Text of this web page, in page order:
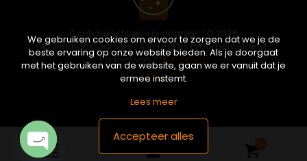
Geef daglicht aan je dromen. | © 2026
ikwileendakraam.be | Alle rechten voorbehouden |
Partner vanAPEX-Groep
0
We gebruiken cookies om ervoor te zorgen dat we je de
beste ervaring op onze website bieden. Als je doorgaat
met het gebruiken van de website, gaan we er vanuit dat je
ermee instemt.
Lees meer
Accepteer alles